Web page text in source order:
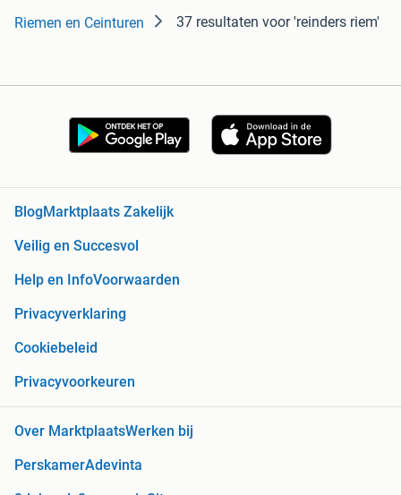
Riemen en Ceinturen 37 resultaten voor 'reinders riem'
BlogMarktplaats Zakelijk
Veilig en Succesvol
Help en InfoVoorwaarden
Privacyverklaring
Cookiebeleid
Privacyvoorkeuren
Over MarktplaatsWerken bij
PerskamerAdevinta